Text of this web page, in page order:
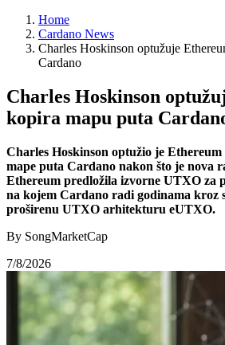
Home
Cardano News
Charles Hoskinson optužuje
Cardano
Charles Hoskinson
kopira mapu puta
Charles Hoskinson optužio je
mape puta Cardano nakon što je nova
Ethereum predložila izvorne UTXO za
na kojem Cardano radi godinama kroz
proširenu UTXO arhitekturu eUTXO.
By SongMarketCap
7/8/2026